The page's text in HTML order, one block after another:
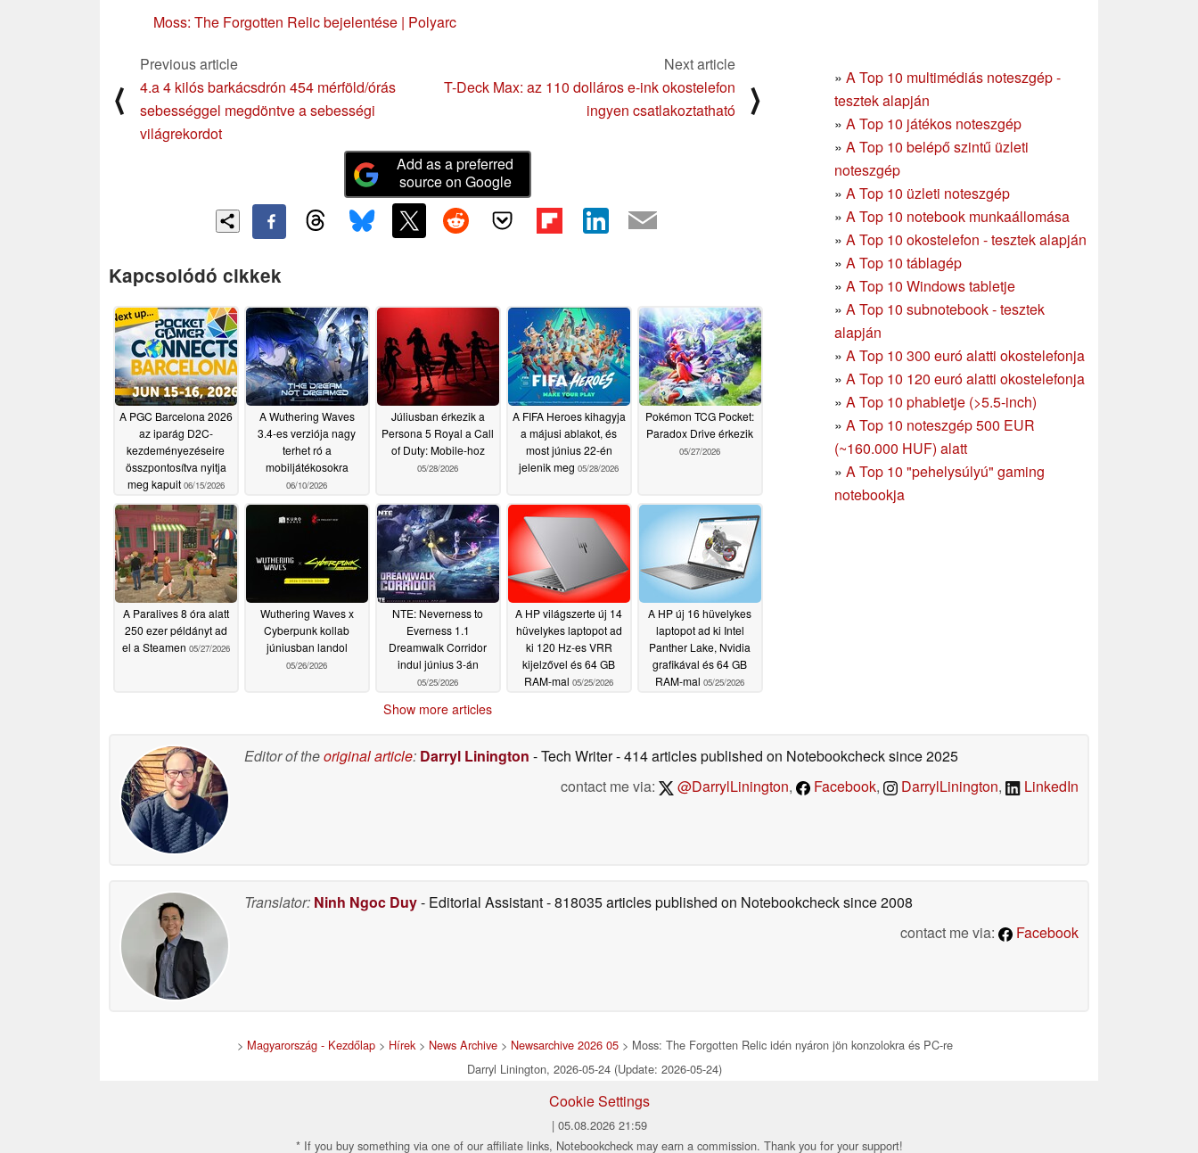
Moss: The Forgotten Relic bejelentése | Polyarc
» A Top 10 multimédiás noteszgép -
tesztek alapján
» A Top 10 játékos noteszgép
» A Top 10 belépő szintű üzleti
noteszgép
» A Top 10 üzleti noteszgép
» A Top 10 notebook munkaállomása
» A Top 10 okostelefon - tesztek alapján
» A Top 10 táblagép
» A Top 10 Windows tabletje
» A Top 10 subnotebook - tesztek
alapján
» A Top 10 300 euró alatti okostelefonja
» A Top 10 120 euró alatti okostelefonja
» A Top 10 phabletje (>5.5-inch)
» A Top 10 noteszgép 500 EUR
(~160.000 HUF) alatt
» A Top 10 "pehelysúlyú" gaming
notebookja
⟨
Previous article
4.a 4 kilós barkácsdrón 454 mérföld/órás
sebességgel megdöntve a sebességi
világrekordot
Next article
T-Deck Max: az 110 dolláros e-ink okostelefon
ingyen csatlakoztatható
⟩
Add as a preferred
source on Google
Kapcsolódó cikkek
A PGC Barcelona 2026
az iparág D2C-
kezdeményezéseire
összpontosítva nyitja
meg kapuit 06/15/2026
A Wuthering Waves
3.4-es verziója nagy
terhet ró a
mobiljátékosokra
06/10/2026
Júliusban érkezik a
Persona 5 Royal a Call
of Duty: Mobile-hoz
05/28/2026
A FIFA Heroes kihagyja
a májusi ablakot, és
most június 22-én
jelenik meg 05/28/2026
Pokémon TCG Pocket:
Paradox Drive érkezik
05/27/2026
A Paralives 8 óra alatt
250 ezer példányt ad
el a Steamen 05/27/2026
Wuthering Waves x
Cyberpunk kollab
júniusban landol
05/26/2026
NTE: Neverness to
Everness 1.1
Dreamwalk Corridor
indul június 3-án
05/25/2026
A HP világszerte új 14
hüvelykes laptopot ad
ki 120 Hz-es VRR
kijelzővel és 64 GB
RAM-mal 05/25/2026
A HP új 16 hüvelykes
laptopot ad ki Intel
Panther Lake, Nvidia
grafikával és 64 GB
RAM-mal 05/25/2026
Show more articles
Editor of theoriginal article: Darryl Linington - Tech Writer- 414 articles published on Notebookchecksince 2025
contact me via:
@DarrylLinington, Facebook, DarrylLinington, LinkedIn
Translator: Ninh Ngoc Duy- Editorial Assistant- 818035 articles published on Notebookchecksince 2008
contact me via:
Facebook
> Magyarország - Kezdőlap> Hírek> News Archive> Newsarchive 2026 05> Moss: The Forgotten Relic idén nyáron jön konzolokra és PC-re
Darryl Linington, 2026-05-24 (Update: 2026-05-24)
Cookie Settings
| 05.08.2026 21:59
* If you buy something via one of our affiliate links, Notebookcheck may earn a commission. Thank you for your support!